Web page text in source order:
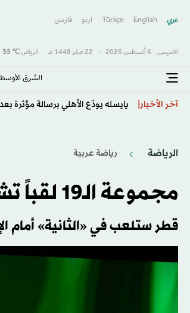
عربي English
Türkçe اردو فارسى
الخميس, 6 أغسطس 2026 - 22 صفَر 1448 هـ الرياض℃
35
الشرق الأوسط​
آخر الأخبار يايسله يودّع الأهلي برسالة مؤثرة
الرياضة رياضة عربية
مجموعة الـ19 لقباً تشعل قرعة «خليجي 27»
قطر ستلعب في «الثانية» أمام